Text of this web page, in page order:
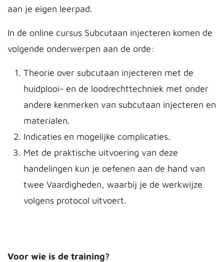
aan je eigen leerpad.
In de online cursus Subcutaan injecteren komen de
volgende onderwerpen aan de orde:
Theorie over subcutaan injecteren met de
huidplooi- en de loodrechttechniek met onder
andere kenmerken van subcutaan injecteren en
materialen.
Indicaties en mogelijke complicaties.
Met de praktische uitvoering van deze
handelingen kun je oefenen aan de hand van
twee Vaardigheden, waarbij je de werkwijze
volgens protocol uitvoert.
Voor wie is de training?